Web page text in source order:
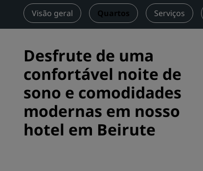
Visão geral Quartos Serviços
Desfrute de uma
confortável noite de
sono e comodidades
modernas em nosso
hotel em Beirute